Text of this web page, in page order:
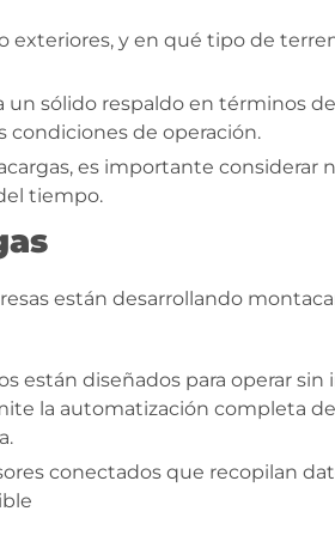
exteriores, y en qué tipo de
un sólido respaldo en términos
condiciones de operación.
es importante considerar
tiempo.
están desarrollando
están diseñados para operar
la automatización completa
conectados que recopilan